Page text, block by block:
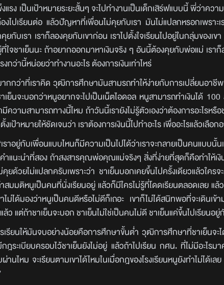
เป็นเป้าหมายระยะสั้นๆ จะไปทำงานเป็นเด็กเสิร์ฟแบบนี้ พี่ว่าควา
ไปเรียนต่อ แล้วปัญหาที่เพื่อนไม่คุยกับเรา มันไม่แปลกหรอกเพราะ
บเรา เราก็ลองคุยกับเขาก่อน เราไปตั้งใจเรียนไปอยู่ในกลุ่มของเข
จชาเย็นนะ ถ้าอยากออกมาหาเงินจริง ๆ อันนี้ต้องคุยกับพ่อแม่ เรา
กว่านี้หน่อยว่าทำงานอะไร ต้องการเงินเท่าไหร่
าที่เราคิด วุฒิการศึกษามันสามรถทำให้ง่ายกับการเปลี่ยนอาชีพ
จะบอกว่าหนูอยากจะไปเป็นเน็ตไอดอล หนูสามารถทำเงินได้
ความสามารถทางนี้ไหม ถ้าวันนี้เรายังไม่รู้ตัวเองว่าต้องการอะไรหรื
าหมายให้ชัดเจนว่า เราต้องการเงินนี้ไปทำอะไร เพื่ออะไรแล้วเลือก
ราอยู่กับเพื่อนแบบไหนก็มีความเป็นไปได้ว่าเราจะกลายเป็นคนแบบนั้
ำแนะนำที่สอง ถ้าสงสารคุณพ่อคุณแม่จริงๆ สิ่งที่ง่ายที่สุดก็คือทำให้
คุยด้วยไม่แปลกครับเพราะว่า ชาเย็นบอกเคยขึ้นไปครั้งเดียวแล้วใคร
าสมมติหนูเป็นคนที่นั่งเรียนอยู่ แล้วก็มีใครไม่รู้ที่โดดเรียนตลอดเลย
ม่ได้มองว่าหนูเป็นคนดีหรือไม่ดีก็เถอะ เขาก็ไม่ได้สนิทพอที่จะเดินเข้
แต่ถ้าชาเย็นจะบอก ชาเย็นไม่ใช่เป็นคนไม่ดี ชาเย็นแค่ขึ้นไปเรียน
ให้มันจบอย่างน้อยคือการศึกษาขั้นต่ำ วุฒิการศึกษาที่ชาเย็นจะได้
ฎระเบียบครอบไว้ชาเย็นยังไม่อยู่ แล้วถ้าไปเรียน กศน. ที่ไม่มีอะไรม
นไหม จะเรียนตามเขาได้ไหมในเมื่อกฎของโรงเรียนหนูยังทำไม่ได้